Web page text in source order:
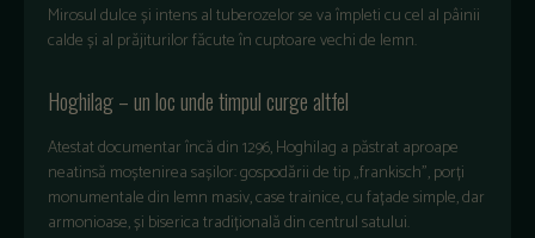
Mirosuldulceși intensaltuberozelorsevaîmpleticucel al pâinii
caldeși al prăjiturilorfăcuteîncuptoarevechide lemn.
Hoghilag–un locundetimpulcurge altfel
Atestatdocumentarîncădin 1296,Hoghilag a păstrataproape
neatinsă moștenireasașilor:gospodăriide tip„frankisch”,porți
monumentaledin lemn masiv, casetrainice, cufațadesimple,dar
armonioase,și bisericatradiționalădincentrulsatului.